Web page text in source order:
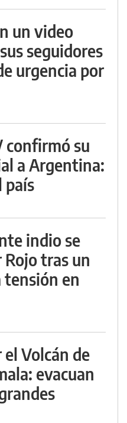
un video
seguidores
urgencia por
confirmó su
a Argentina:
país
indio se
tras un
tensión en
Volcán de
evacuan